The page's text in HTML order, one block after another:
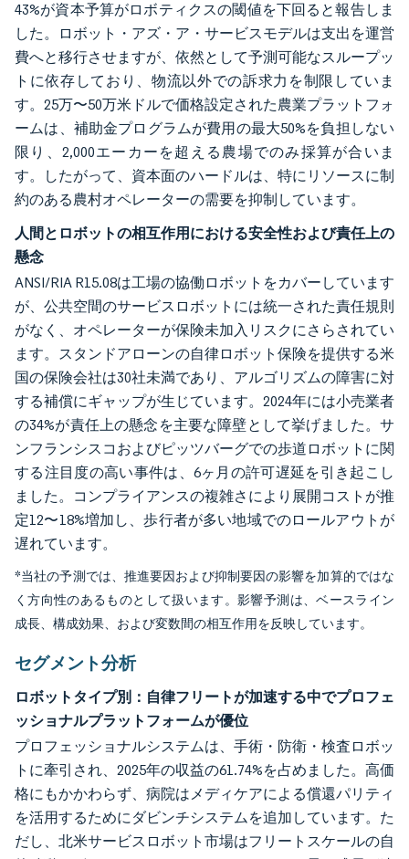
43%が資本予算がロボティクスの閾値を下回ると報告しま
した。ロボット・アズ・ア・サービスモデルは支出を運営
費へと移行させますが、依然として予測可能なスループッ
トに依存しており、物流以外での訴求力を制限していま
す。25万〜50万米ドルで価格設定された農業プラットフォ
ームは、補助金プログラムが費用の最大50%を負担しない
限り、2,000エーカーを超える農場でのみ採算が合いま
す。したがって、資本面のハードルは、特にリソースに制
約のある農村オペレーターの需要を抑制しています。
人間とロボットの相互作用における安全性および責任上の
懸念
ANSI/RIA R15.08は工場の協働ロボットをカバーしています
が、公共空間のサービスロボットには統一された責任規則
がなく、オペレーターが保険未加入リスクにさらされてい
ます。スタンドアローンの自律ロボット保険を提供する米
国の保険会社は30社未満であり、アルゴリズムの障害に対
する補償にギャップが生じています。2024年には小売業者
の34%が責任上の懸念を主要な障壁として挙げました。サ
ンフランシスコおよびピッツバーグでの歩道ロボットに関
する注目度の高い事件は、6ヶ月の許可遅延を引き起こし
ました。コンプライアンスの複雑さにより展開コストが推
定12〜18%増加し、歩行者が多い地域でのロールアウトが
遅れています。
*当社の予測では、推進要因および抑制要因の影響を加算的ではな
く方向性のあるものとして扱います。影響予測は、ベースライン
成長、構成効果、および変数間の相互作用を反映しています。
セグメント分析
ロボットタイプ別：自律フリートが加速する中でプロフェ
ッショナルプラットフォームが優位
プロフェッショナルシステムは、手術・防衛・検査ロボッ
トに牽引され、2025年の収益の61.74%を占めました。高価
格にもかかわらず、病院はメディケアによる償還パリティ
を活用するためにダビンチシステムを追加しています。た
だし、北米サービスロボット市場はフリートスケールの自